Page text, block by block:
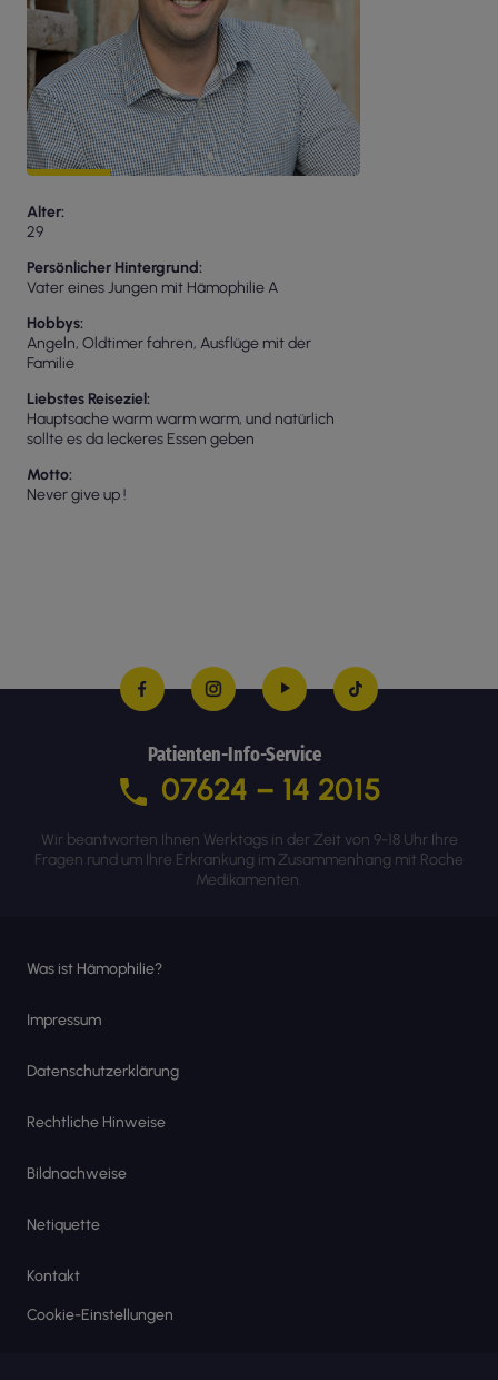
Alter
29
Persönlicher Hintergrund
Vater eines Jungen mit Hämophilie A
Hobbys
Angeln, Oldtimer fahren, Ausflüge mit der
Familie
Liebstes Reiseziel
Hauptsache warm warm warm, und natürlich
sollte es da leckeres Essen geben
Motto
Never give up !
Was ist Hämophilie?
Impressum
Datenschutzerklärung
Rechtliche Hinweise
Bildnachweise
Netiquette
Kontakt
Cookie-Einstellungen
Patienten-Info-Service
07624 – 14 2015
Wir beantworten Ihnen Werktags in der Zeit von 9-18 Uhr Ihre
Fragen rund um Ihre Erkrankung im Zusammenhang mit Roche
Medikamenten.